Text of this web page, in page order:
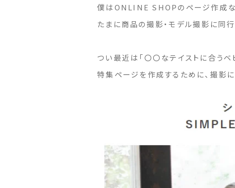
僕はONLINE SHOPのページ作成な
たまに商品の撮影・モデル撮影に同行
つい最近は「〇〇なテイストに合うベ
特集ページを作成するために、撮影